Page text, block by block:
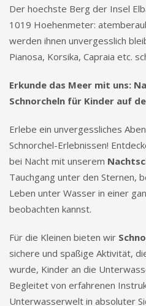
Der hoechste Berg der Insel
1019 Hoehenmeter:
werden ihnen unvergesslich
Pianosa, Korsika, Capraia etc.
Erkunde das Meer mit uns:
Schnorcheln für Kinder auf
Erlebe ein unvergessliches
Schnorchel-Erlebnissen!
bei Nacht mit unserem
Tauchgang unter den Sternen,
Leben unter Wasser in einer
beobachten kannst.
Für die Kleinen bieten wir
sichere und spaßige Aktivität,
wurde, Kinder an die
Begleitet von erfahrenen
Unterwasserwelt in absoluter